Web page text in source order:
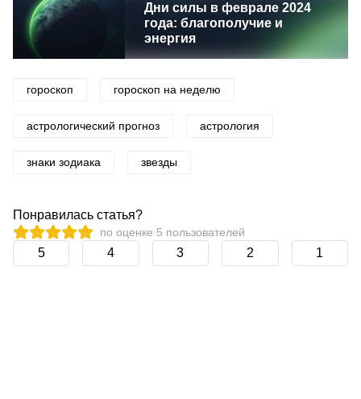
Дни силы в феврале 2024
года: благополучие и
энергия
гороскоп гороскоп на неделю
астрологический прогноз астрология
знаки зодиака звезды
Понравилась статья?
по оценке 5 пользователей
5 4 3 2 1